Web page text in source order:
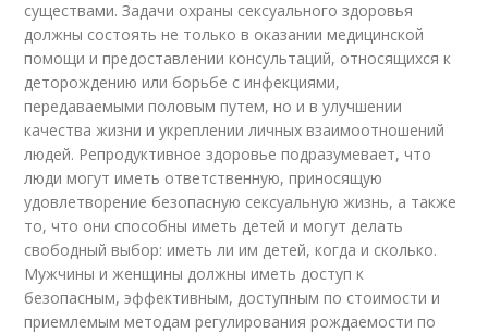
существами. Задачи охраны сексуального здоровья
должны состоять не только в оказании медицинской
помощи и предоставлении консультаций, относящихся к
деторождению или борьбе с инфекциями,
передаваемыми половым путем, но и в улучшении
качества жизни и укреплении личных взаимоотношений
людей. Репродуктивное здоровье подразумевает, что
люди могут иметь ответственную, приносящую
удовлетворение безопасную сексуальную жизнь, а также
то, что они способны иметь детей и могут делать
свободный выбор: иметь ли им детей, когда и сколько.
Мужчины и женщины должны иметь доступ к
безопасным, эффективным, доступным по стоимости и
приемлемым методам регулирования рождаемости по